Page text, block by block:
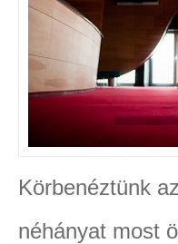
Körbenéztünk
néhányat most